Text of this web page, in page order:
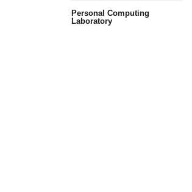
Personal Computing
Laboratory